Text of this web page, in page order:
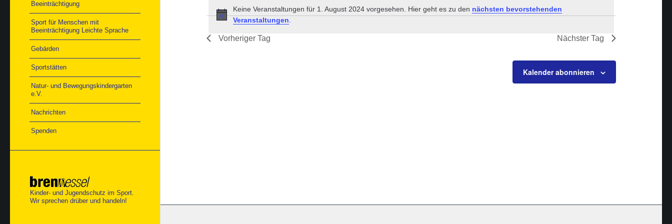
Beeinträchtigung
Sport für Menschen mit
Beeinträchtigung Leichte Sprache
Gebärden
Sportstätten
Natur- und Bewegungskindergarten
e.V.
Nachrichten
Spenden
Kinder- und Jugendschutz im Sport.
Wir sprechen drüber und handeln!
Keine Veranstaltungen für 1. August 2024 vorgesehen. Hier geht es zu den nächsten bevorstehenden
Veranstaltungen
Vorheriger Tag Nächster Tag
Kalender abonnieren